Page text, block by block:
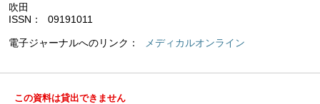
吹田
ISSN
09191011
電子ジャーナルへのリンク メディカルオンライン
この資料は貸出できません